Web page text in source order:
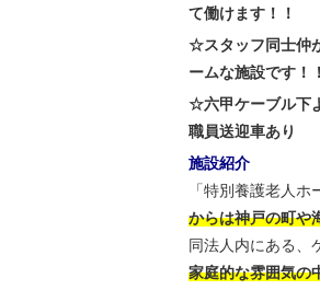
て働けます！！
☆スタッフ同士仲
ームな施設です！！
☆六甲ケーブル下
職員送迎車あり
施設紹介
「特別養護老人
からは神戸の町や
同法人内にある、
家庭的な雰囲気の